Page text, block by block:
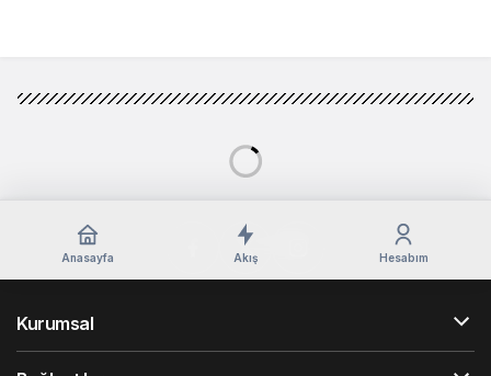
Murat Durak, 18 Mart
Çanakkale’den kutladı
19 Mart 2024, 12:34
21